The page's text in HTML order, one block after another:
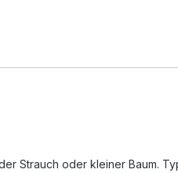
Strauch oder kleiner Baum.